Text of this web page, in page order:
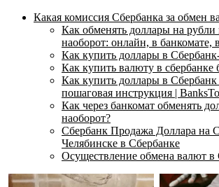
Какая комиссия Сбербанка за обмен
Как обменять доллары на рубли
наоборот: онлайн, в банкомате,
Как купить доллары в
Как купить валюту в сбербанке
Как купить доллары в
пошаговая инструкция |
Как через банкомат обменять
наоборот?
Сбербанк Продажа Доллара на
Челябинске в Сбербанке
Осуществление обмена валют в